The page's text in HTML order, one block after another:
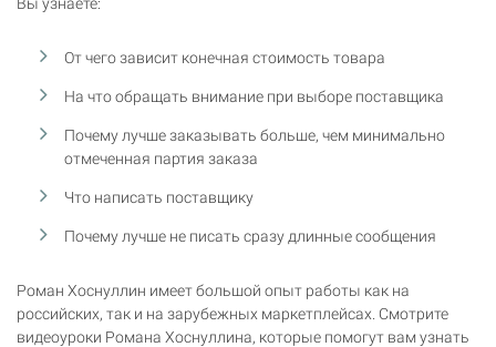
От чего зависит конечная стоимость товара
На что обращать внимание при выборе поставщика
Почему лучше заказывать больше, чем минимально
отмеченная партия заказа
Что написать поставщику
Почему лучше не писать сразу длинные сообщения
Роман Хоснуллин имеет большой опыт работы как на
российских, так и на зарубежных маркетплейсах. Смотрите
видеоуроки Романа Хоснуллина, которые помогут вам узнать